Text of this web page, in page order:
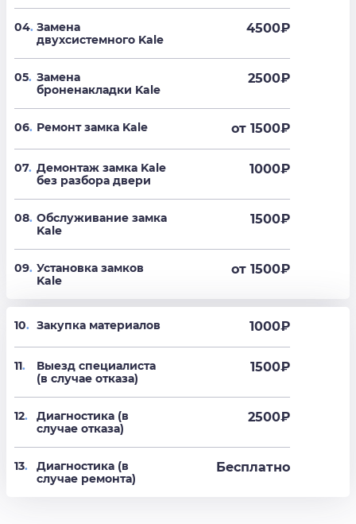
04. Замена
двухсистемного Kale
4500₽
05. Замена
броненакладки Kale
2500₽
06. Ремонт замка Kale от 1500₽
07. Демонтаж замка Kale
без разбора двери
1000₽
08. Обслуживание замка
Kale
1500₽
09. Установка замков
Kale
от 1500₽
10. Закупка материалов 1000₽
11.
Выезд специалиста
(в случае отказа)
1500₽
12.
Диагностика (в
случае отказа)
2500₽
13.
Диагностика (в
случае ремонта)
Бесплатно